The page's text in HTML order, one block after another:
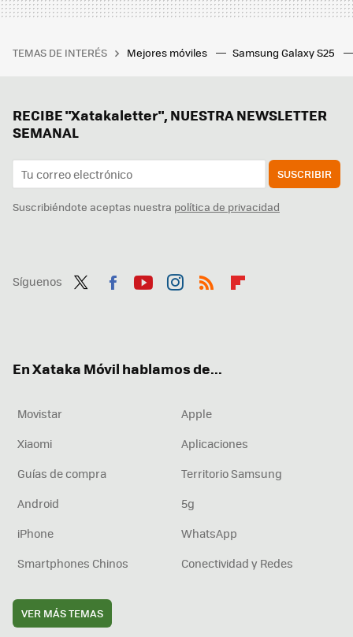
TEMAS DE INTERÉS Mejores móviles Samsung Galaxy S25
RECIBE "Xatakaletter", NUESTRA NEWSLETTER
SEMANAL
SUSCRIBIR
Suscribiéndote aceptas nuestra política de privacidad
Síguenos
En Xataka Móvil hablamos de...
Movistar
Apple
Xiaomi
Aplicaciones
Guías de compra
Territorio Samsung
Android
5g
iPhone
WhatsApp
Smartphones Chinos
Conectividad y Redes
VER MÁS TEMAS